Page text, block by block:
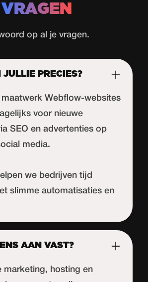
VRAGEN
op al je vragen.
JULLIE PRECIES?
Webflow-websites
voor nieuwe
SEO en advertenties op
media.
we bedrijven tijd
slimme automatisaties en
AAN VAST?
marketing, hosting en